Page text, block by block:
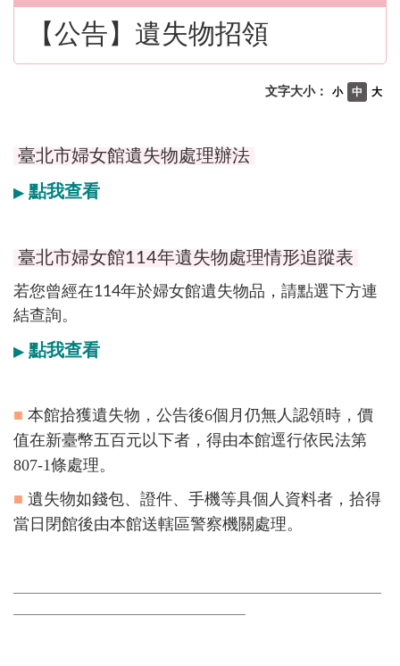
【公告】遺失物招領
大
中
小
文字大小：
臺北市婦女館遺失物處理辦法
▶ 點我查看
臺北市婦女館114年遺失物處理情形追蹤表
若您曾經在114年於婦女館遺失物品，請點選下方連
結查詢。
▶ 點我查看
■ 本館拾獲遺失物，公告後6個月仍無人認領時，價
值在新臺幣五百元以下者，得由本館逕行依民法第
807-1條處理。
■ 遺失物如錢包、證件、手機等具個人資料者，拾得
當日閉館後由本館送轄區警察機關處理。